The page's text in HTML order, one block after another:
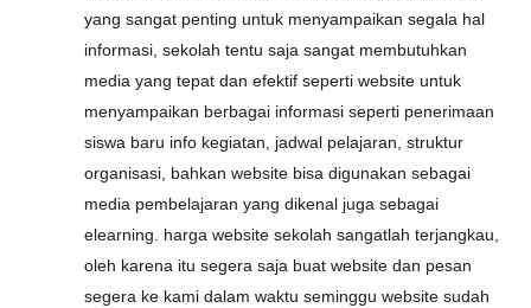
yang sangat penting untuk menyampaikan segala hal
informasi, sekolah tentu saja sangat membutuhkan
media yang tepat dan efektif seperti website untuk
menyampaikan berbagai informasi seperti penerimaan
siswa baru info kegiatan, jadwal pelajaran, struktur
organisasi, bahkan website bisa digunakan sebagai
media pembelajaran yang dikenal juga sebagai
elearning. harga website sekolah sangatlah terjangkau,
oleh karena itu segera saja buat website dan pesan
segera ke kami dalam waktu seminggu website sudah